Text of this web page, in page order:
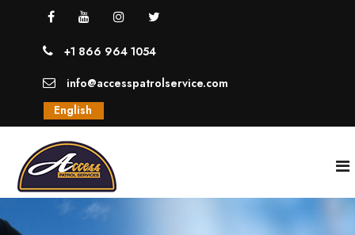
+1 866 964 1054
info@accesspatrolservice.com
English
INICIO